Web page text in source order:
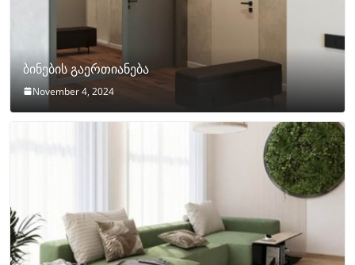
ბინების გაერთიანება
November 4, 2024